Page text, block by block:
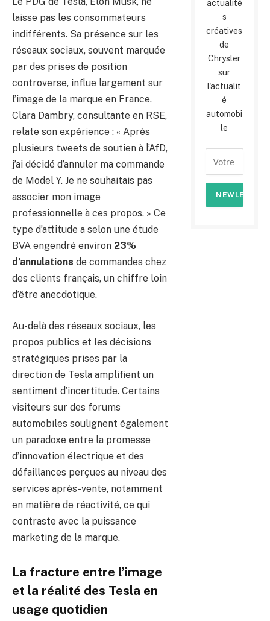
laisse pas les consommateurs
indifférents. Sa présence sur les
réseaux sociaux, souvent marquée
par des prises de position
controverse, influe largement sur
l’image de la marque en France.
Clara Dambry, consultante en RSE,
relate son expérience : « Après
plusieurs tweets de soutien à l’AfD,
j’ai décidé d’annuler ma commande
de Model Y. Je ne souhaitais pas
associer mon image
professionnelle à ces propos. » Ce
type d’attitude a selon une étude
BVA engendré environ 23%
d’annulations de commandes chez
des clients français, un chiffre loin
d’être anecdotique.
Au-delà des réseaux sociaux, les
propos publics et les décisions
stratégiques prises par la
direction de Tesla amplifient un
sentiment d’incertitude. Certains
visiteurs sur des forums
automobiles soulignent également
un paradoxe entre la promesse
d’innovation électrique et des
défaillances perçues au niveau des
services après-vente, notamment
en matière de réactivité, ce qui
contraste avec la puissance
marketing de la marque.
La fracture entre l’image
et la réalité des Tesla en
usage quotidien
actualité
s
créatives
de
Chrysler
sur
l'actualit
é
automobi
le